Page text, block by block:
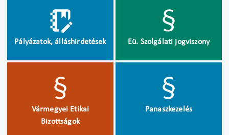
Pályázatok, álláshirdetések Eü. Szolgálati jogviszony
Vármegyei Etikai
Bizottságok
Panaszkezelés